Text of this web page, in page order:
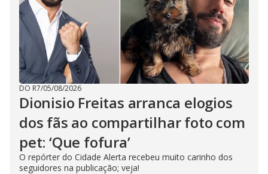
DO R7/05/08/2026
Dionisio Freitas arranca elogios
dos fãs ao compartilhar foto com
pet: ‘Que fofura’
O repórter do Cidade Alerta recebeu muito carinho dos
seguidores na publicação; veja!